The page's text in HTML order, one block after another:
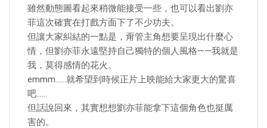
雖然動態圖看起來稍微能接受一些，也可以看出劉亦
菲這次確實在打戲方面下了不少功夫。
但讓大家糾結的一點是，甭管主角想要呈現出什麼心
情，但劉亦菲永遠堅持自己獨特的個人風格——我就是
我，莫得感情的花火。
emmm……就希望到時候正片上映能給大家更大的驚喜
吧……
但話說回來，其實想想劉亦菲能拿下這個角色也挺厲
害的。